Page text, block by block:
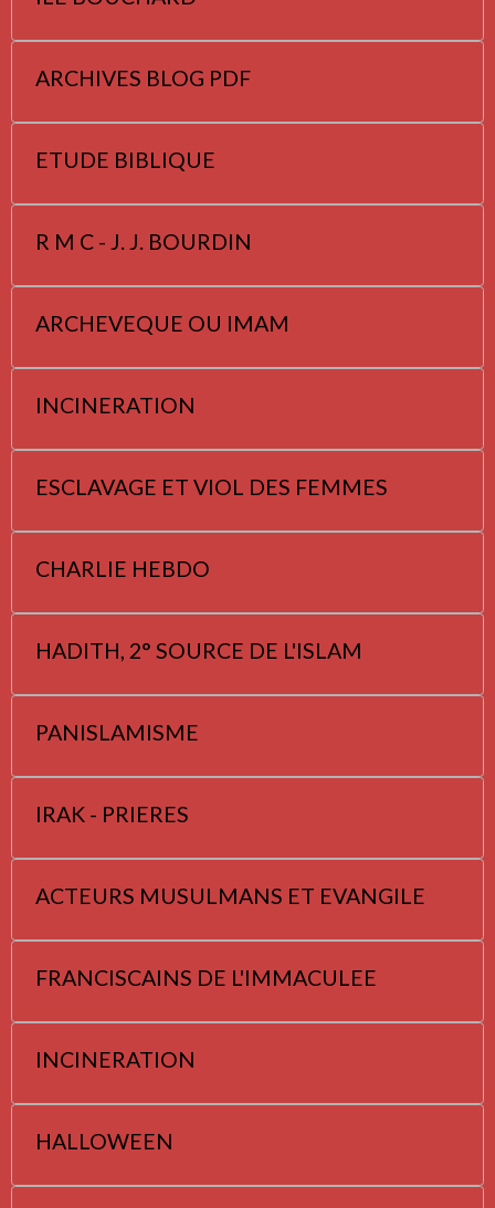
ARCHIVES BLOG PDF
ETUDE BIBLIQUE
R M C - J. J. BOURDIN
ARCHEVEQUE OU IMAM
INCINERATION
ESCLAVAGE ET VIOL DES FEMMES
CHARLIE HEBDO
HADITH, 2° SOURCE DE L'ISLAM
PANISLAMISME
IRAK - PRIERES
ACTEURS MUSULMANS ET EVANGILE
FRANCISCAINS DE L'IMMACULEE
INCINERATION
HALLOWEEN